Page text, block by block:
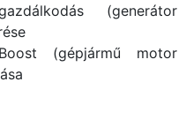
(generátor
(gépjármű motor